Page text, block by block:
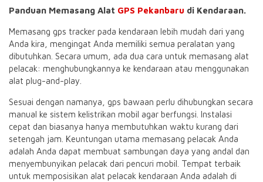
Panduan Memasang Alat GPS Pekanbaru di Kendaraan.
Memasang gps tracker pada kendaraan lebih mudah dari yang
Anda kira, mengingat Anda memiliki semua peralatan yang
dibutuhkan. Secara umum, ada dua cara untuk memasang alat
pelacak: menghubungkannya ke kendaraan atau menggunakan
alat plug-and-play.
Sesuai dengan namanya, gps bawaan perlu dihubungkan secara
manual ke sistem kelistrikan mobil agar berfungsi. Instalasi
cepat dan biasanya hanya membutuhkan waktu kurang dari
setengah jam. Keuntungan utama memasang pelacak Anda
adalah Anda dapat membuat sambungan daya yang andal dan
menyembunyikan pelacak dari pencuri mobil. Tempat terbaik
untuk memposisikan alat pelacak kendaraan Anda adalah di